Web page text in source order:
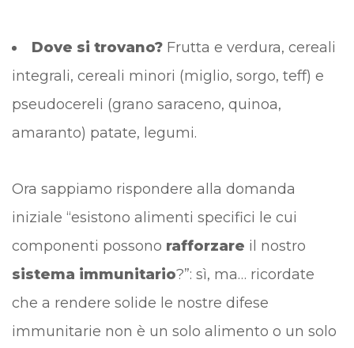
Dove si trovano? Frutta e verdura, cereali
integrali, cereali minori (miglio, sorgo, teff) e
pseudocereli (grano saraceno, quinoa,
amaranto) patate, legumi.
Ora sappiamo rispondere alla domanda
iniziale “esistono alimenti specifici le cui
componenti possono rafforzare il nostro
sistema immunitario?”: sì, ma… ricordate
che a rendere solide le nostre difese
immunitarie non è un solo alimento o un solo